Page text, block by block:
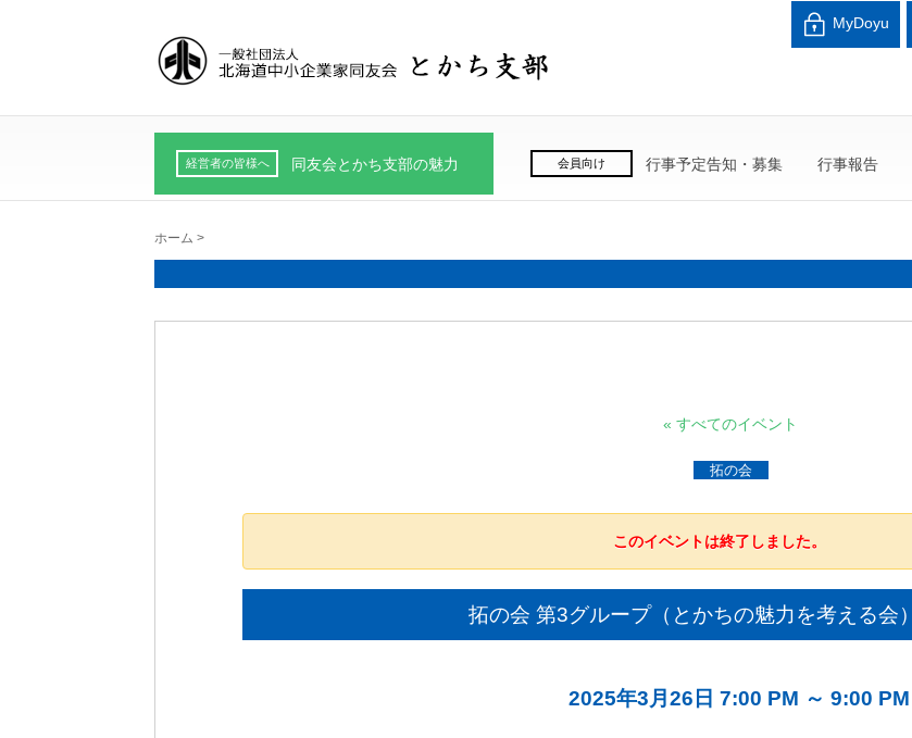
北海道中小企業家
良い会社、良い経営者、よい経営環境づく
MyDoyu
経営者の皆様へ 同友会とかち支部の魅力 会員向け 行事予定告知・募集 行事報告
ホーム >
« すべてのイベント
拓の会
このイベントは終了しました。
拓の会 第3グループ（とかちの魅力を考える会
2025年3月26日 7:00 PM ～ 9:00 PM